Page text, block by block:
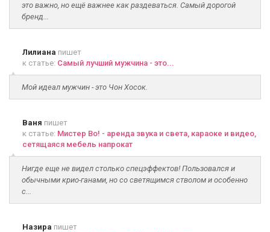
это важно, но ещё важнее как раздеваться. Самый дорогой
бренд...
Лилиана пишет
к статье: Самый лучший мужчина - это...
Мой идеал мужчин - это Чон Хосок.
Ваня пишет
к статье: Мистер Во! - аренда звука и света, караоке и видео,
сетящаяся мебель напрокат
Нигде еще не видел столько спецэффектов! Пользовался и
обычными крио-ганами, но со светящимся стволом и особенно
с...
Назира пишет